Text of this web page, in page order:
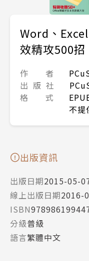
Word、
效精攻500招
作 者
出 版 社
格 式
不提
出版資訊
出版日期2015-05-
線上出版日期2016-
ISBN
分級普級
語言繁體中文